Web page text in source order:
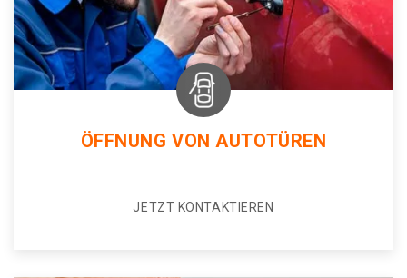
ÖFFNUNG VON AUTOTÜREN
JETZT KONTAKTIEREN